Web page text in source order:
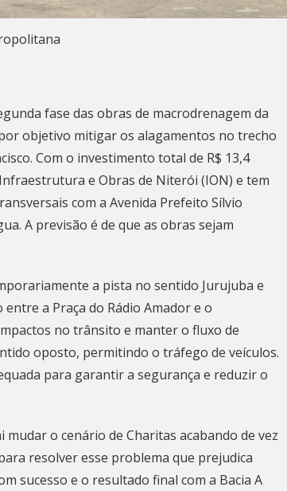
fase das obras de macrodrenagem da
objetivo mitigar os alagamentos no trecho
Com o investimento total de R$ 13,4
e Obras de Niterói (ION) e tem
com a Avenida Prefeito Sílvio
A previsão é de que as obras sejam
a pista no sentido Jurujuba e
entre a Praça do Rádio Amador e o
no trânsito e manter o fluxo de
oposto, permitindo o tráfego de veículos.
para garantir a segurança e reduzir o
o cenário de Charitas acabando de vez
resolver esse problema que prejudica
sucesso e o resultado final com a Bacia A